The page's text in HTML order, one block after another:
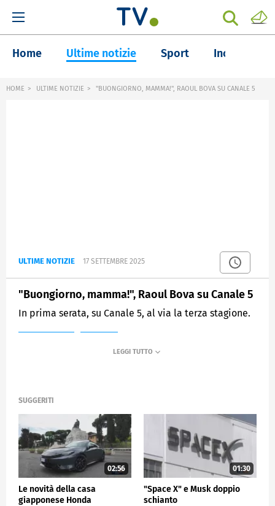
Home Ultime notizie Sport Inchieste
HOME ULTIME NOTIZIE "BUONGIORNO, MAMMA!", RAOUL BOVA SU CANALE 5
ULTIME NOTIZIE 17 SETTEMBRE 2025
"Buongiorno, mamma!", Raoul Bova su Canale 5
In prima serata, su Canale 5, al via la terza stagione.
SUGGERITI
02:56
Le novità della casa
giapponese Honda
01:30
"Space X" e Musk doppio
schianto